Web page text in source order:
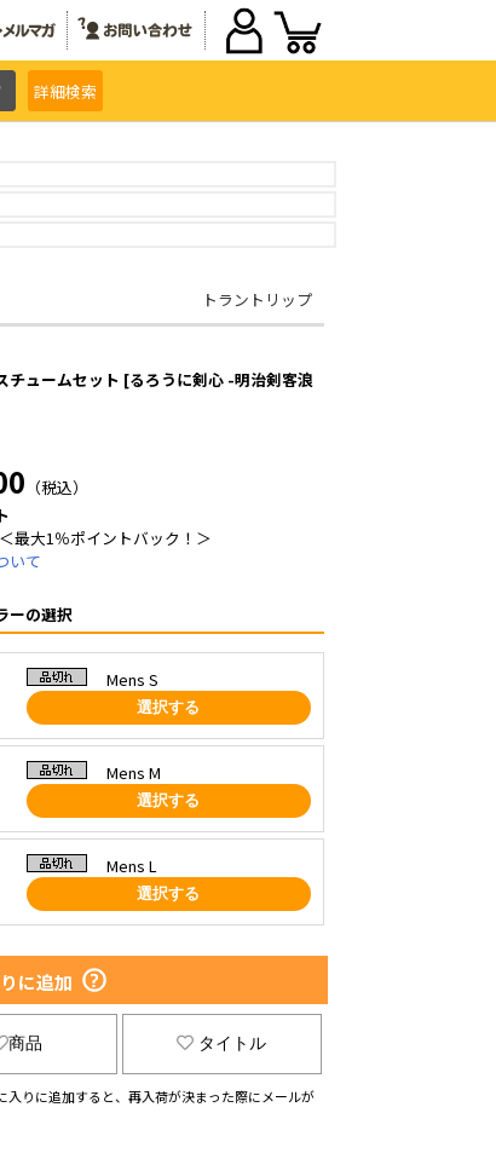
詳細検索
トラントリップ
チュームセット [るろうに剣心 -明治剣客浪
（税込）
最大1％ポイントバック！＞
いて
ーの選択
Mens S
選択する
Mens M
選択する
Mens L
選択する
に追加
商品 タイトル
りに追加すると、再入荷が決まった際にメールが